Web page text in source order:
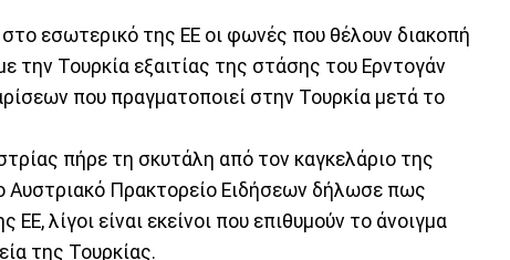
εσωτερικό της ΕΕ οι φωνές που θέλουν διακοπή
την Τουρκία εξαιτίας της στάσης του Ερντογάν
που πραγματοποιεί στην Τουρκία μετά το
πήρε τη σκυτάλη από τον καγκελάριο της
Αυστριακό Πρακτορείο Ειδήσεων δήλωσε πως
λίγοι είναι εκείνοι που επιθυμούν το άνοιγμα
της Τουρκίας.